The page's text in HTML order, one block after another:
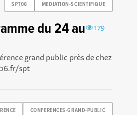
SPT06 MEDIATION-SCIENTIFIQUE
179
du 24 au
grand public près de chez
spt
CONFERENCES-GRAND-PUBLIC